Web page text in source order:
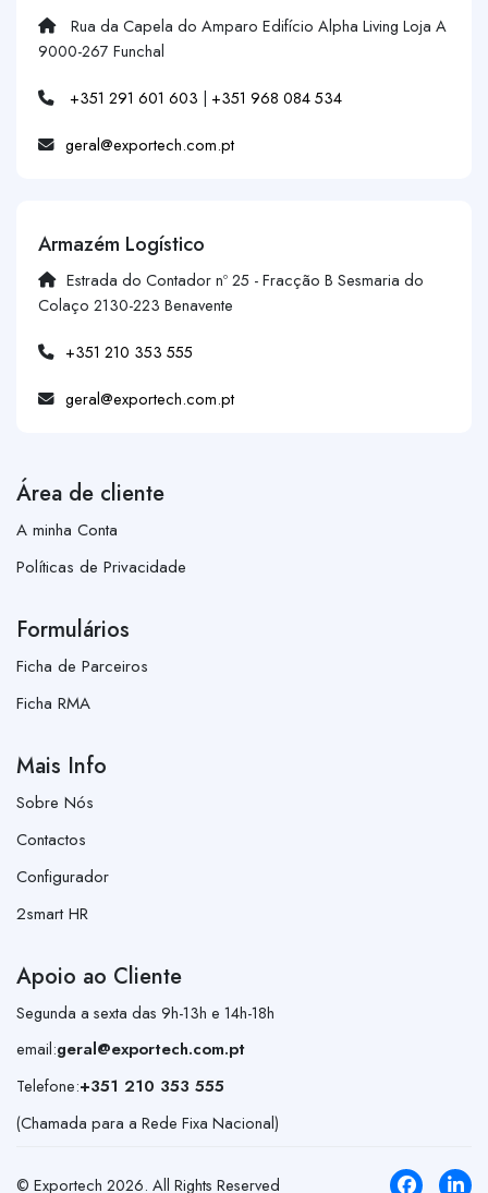
Rua da Capela do Amparo Edifício Alpha Living Loja A
9000-267 Funchal
+351 291 601 603 | +351 968 084 534
geral@exportech.com.pt
Armazém Logístico
Estrada do Contador nº 25 - Fracção B Sesmaria do
Colaço 2130-223 Benavente
+351 210 353 555
geral@exportech.com.pt
Área de cliente
A minha Conta
Políticas de Privacidade
Formulários
Ficha de Parceiros
Ficha RMA
Mais Info
Sobre Nós
Contactos
Configurador
2smart HR
Apoio ao Cliente
Segunda a sexta das 9h-13h e 14h-18h
email:geral@exportech.com.pt
Telefone:+351 210 353 555
(Chamada para a Rede Fixa Nacional)
© Exportech 2026. All Rights Reserved